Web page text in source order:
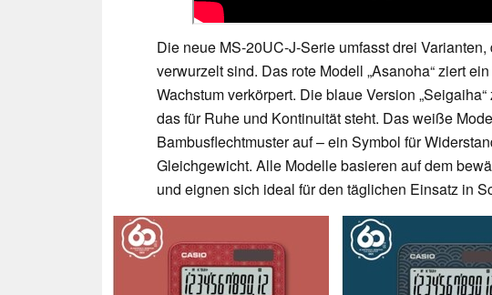
Die neue MS-20UC-J-Serie umfasst drei
verwurzelt sind. Das rote Modell „Asanoha“ ziert
Wachstum verkörpert. Die blaue Version
das für Ruhe und Kontinuität steht. Das weiße
Bambusflechtmuster auf – ein Symbol für
Gleichgewicht. Alle Modelle basieren auf dem
und eignen sich ideal für den täglichen Einsatz in